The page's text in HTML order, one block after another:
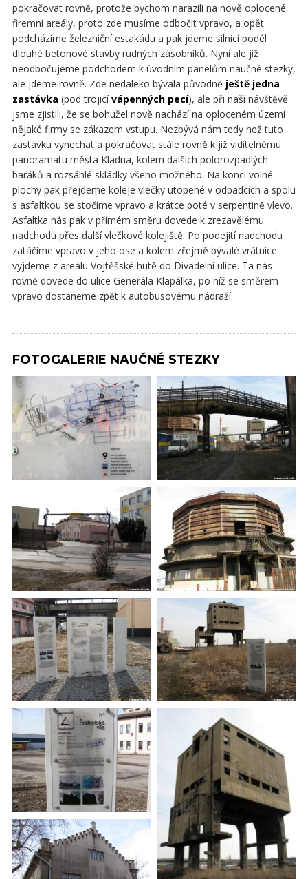
pokračovat rovně, protože bychom narazili na nově oplocené
firemní areály, proto zde musíme odbočit vpravo, a opět
podcházíme železniční estakádu a pak jdeme silnicí podél
dlouhé betonové stavby rudných zásobníků. Nyní ale již
neodbočujeme podchodem k úvodním panelům naučné stezky,
ale jdeme rovně. Zde nedaleko bývala původně ještě jedna
zastávka (pod trojicívápenných pecí), ale při naší návštěvě
jsme zjistili, že se bohužel nově nachází na oploceném území
nějaké firmy se zákazem vstupu. Nezbývá nám tedy než tuto
zastávku vynechat a pokračovat stále rovně k již viditelnému
panoramatu města Kladna, kolem dalších polorozpadlých
baráků a rozsáhlé skládky všeho možného. Na konci volné
plochy pak přejdeme koleje vlečky utopené v odpadcích a spolu
s asfaltkou se stočíme vpravo a krátce poté v serpentině vlevo.
Asfaltka nás pak v přímém směru dovede k zrezavělému
nadchodu přes další vlečkové kolejiště. Po podejití nadchodu
zatáčíme vpravo v jeho ose a kolem zřejmě bývalé vrátnice
vyjdeme z areálu Vojtěšské hutě do Divadelní ulice. Ta nás
rovně dovede do ulice Generála Klapálka, po níž se směrem
vpravo dostaneme zpět k autobusovému nádraží.
FOTOGALERIE NAUČNÉ STEZKY